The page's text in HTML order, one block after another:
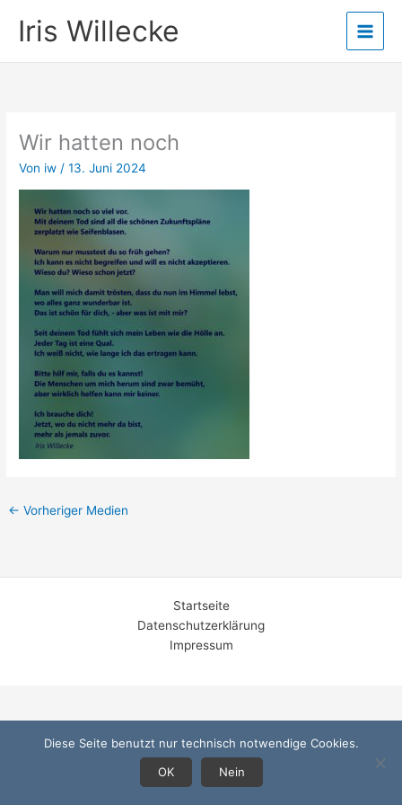
InhaltIris Willecke
Wir hatten noch
Von iw /13. Juni 2024
← Vorheriger Medien
Startseite
Datenschutzerklärung
Impressum
Diese Seite benutzt nur technisch notwendige Cookies.
OK
Nein